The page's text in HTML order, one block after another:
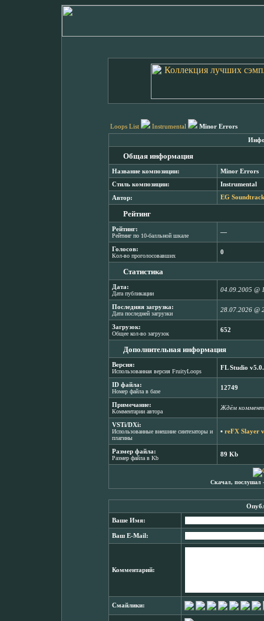
Loops List Instrumental Minor Errors
Общая информация
Название композиции: Minor Errors
Стиль композиции: Instrumental
Автор: EG
Рейтинг
Рейтинг:
Рейтинг по 10-балльной шкале
―
Голосов:
Кол-во проголосовавших
0
Статистика
Дата:
Дата публикации
04.09.2005 @
Последняя загрузка:
Дата последней загрузки
28.07.2026 @
Загрузок:
Общее кол-во загрузок
652
Дополнительная информация
Версия:
Использованная версия FruityLoops
FL Studio
ID файла:
Номер файла в базе
12749
Примечание:
Комментарии автора
Ждём
VSTi/DXi:
Использованные внешние синтезаторы и
плагины
▪ reFX Slayer
Размер файла:
Размер файла в Kb
89 Kb
Скачал, послушал
Ваше Имя:
Ваш E-Mail:
Комментарий:
Смайлики: